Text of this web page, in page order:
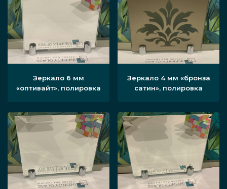
Зеркало 6 мм
«оптивайт», полировка
Зеркало 4 мм «бронза
сатин», полировка